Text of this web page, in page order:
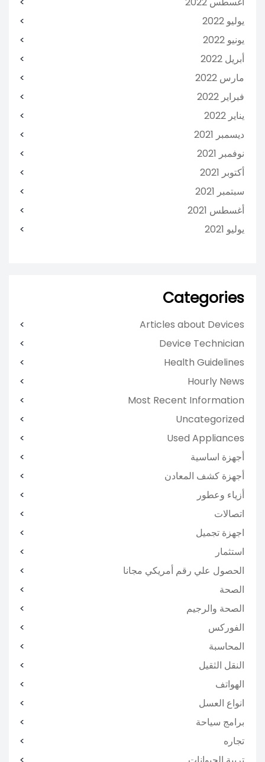
يوليو 2022
يونيو 2022
أبريل 2022
مارس 2022
فبراير 2022
يناير 2022
ديسمبر 2021
نوفمبر 2021
أكتوبر 2021
سبتمبر 2021
أغسطس 2021
يوليو 2021
Categories
Articles about Devices
Device Technician
Health Guidelines
Hourly News
Most Recent Information
Uncategorized
Used Appliances
أجهزة اساسية
أجهزة كشف المعادن
أزياء وعطور
اتصالات
اجهزة تجميل
استثمار
الحصول علي رقم أمريكي مجانا
الصحة
الصحة والرجيم
الفوركس
المحاسبة
النقل الثقيل
الهواتف
انواع العسل
برامج سياحة
تجاره